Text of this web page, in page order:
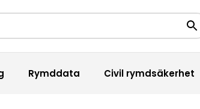
Rymddata Civil rymdsäkerhet